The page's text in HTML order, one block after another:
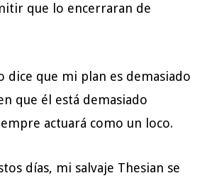
que lo encerraran de
dice que mi plan es demasiado
que él está demasiado
actuará como un loco.
días, mi salvaje Thesian se